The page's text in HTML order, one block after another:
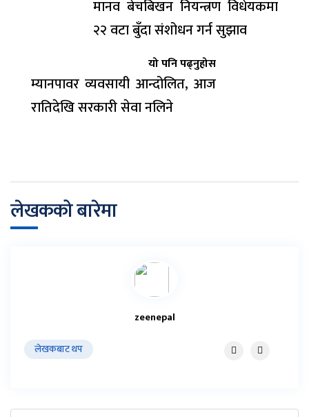
मानव बेचबिखन नियन्त्रण विधेयकमा
२२ वटा बुँदा संशोधन गर्न सुझाव
यो पनि पढ्नुहोस
म्यानपावर व्यवसायी आन्दोलित, आज
रातिदेखि सरकारी सेवा नलिने
लेखकको बारेमा
zeenepal
लेखकबाट थप